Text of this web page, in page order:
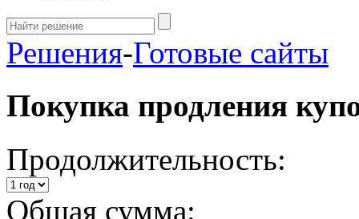
Решения-Готовые сайты
Покупка продления
Продолжительность:
Общая сумма: